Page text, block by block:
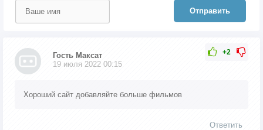
Отправить
+2
Гость Максат
19 июля 2022 00:15
Хороший сайт добавляйте больше фильмов
Ответить